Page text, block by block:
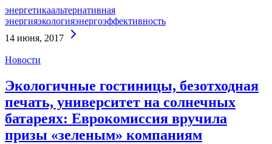
энергетикаальтернативная
энергияэкологияэнергоэффективность
14 июня, 2017
Новости
Экологичные гостиницы, безотходная
печать, университет на солнечных
батареях: Еврокомиссия вручила
призы «зеленым» компаниям